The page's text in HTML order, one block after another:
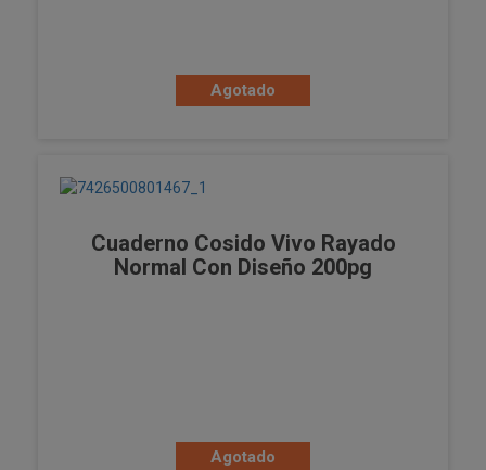
Agotado
Cuaderno Cosido Vivo Rayado
Normal Con Diseño 200pg
Agotado